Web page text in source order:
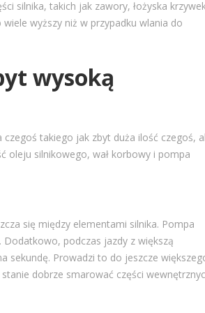
silnika, takich jak zawory, łożyska
wyższy niż w przypadku wlania do
wysoką
takiego jak zbyt duża ilość czegoś,
oleju silnikowego, wał korbowy i pompa
się między elementami silnika. Pompa
podczas jazdy z większą
sekundę. Prowadzi to do jeszcze
dobrze smarować części